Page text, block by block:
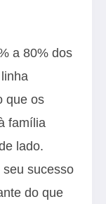
a 80% dos
que os
família
lado.
sucesso
do que